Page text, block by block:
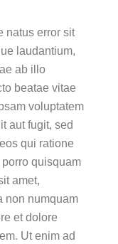
natus error sit
laudantium,
ab illo
beatae vitae
voluptatem
aut fugit, sed
qui ratione
quisquam
amet,
non numquam
et dolore
Ut enim ad